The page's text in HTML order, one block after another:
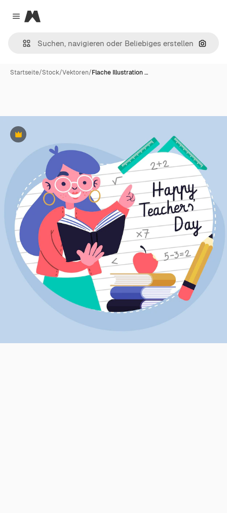
Close menu
Magnific
Nach
Startseite/Stock/Vektoren/Flache Illustration …
Premium